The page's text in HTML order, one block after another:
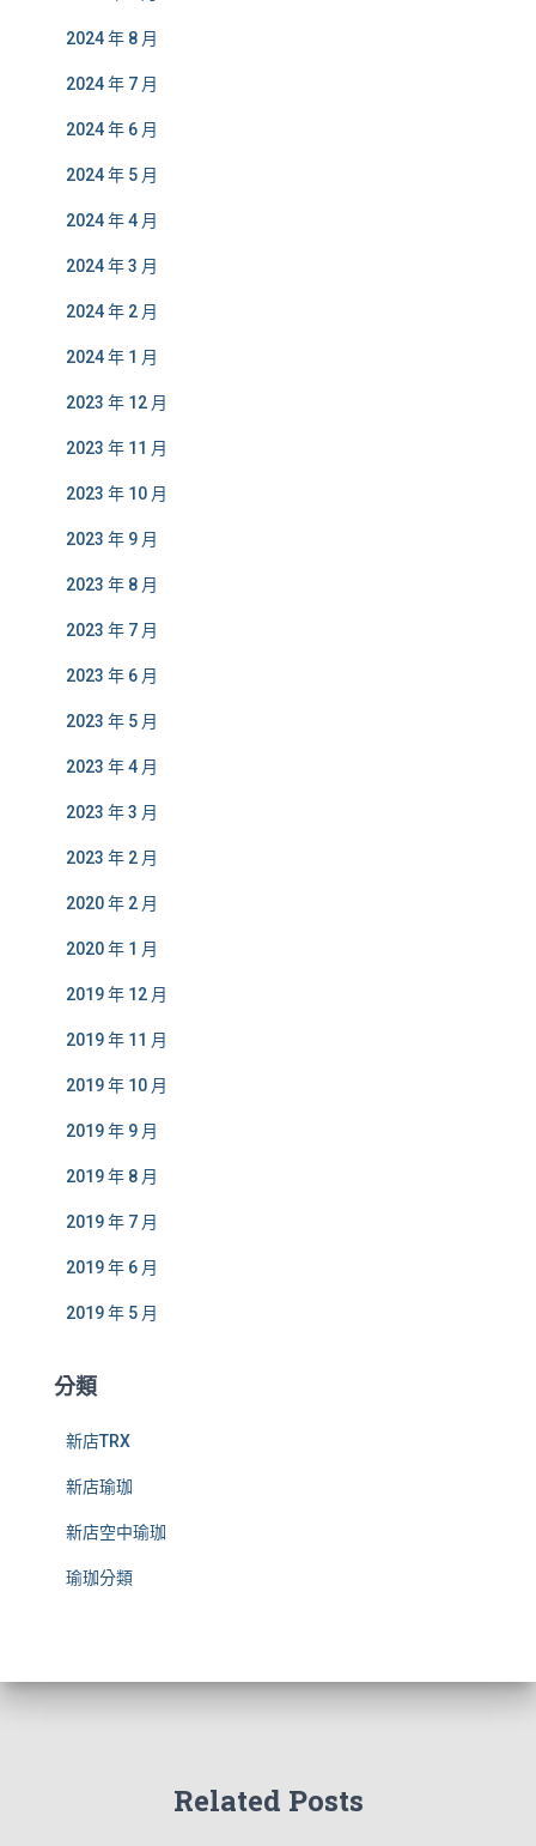
2024 年 8 月
2024 年 7 月
2024 年 6 月
2024 年 5 月
2024 年 4 月
2024 年 3 月
2024 年 2 月
2024 年 1 月
2023 年 12 月
2023 年 11 月
2023 年 10 月
2023 年 9 月
2023 年 8 月
2023 年 7 月
2023 年 6 月
2023 年 5 月
2023 年 4 月
2023 年 3 月
2023 年 2 月
2020 年 2 月
2020 年 1 月
2019 年 12 月
2019 年 11 月
2019 年 10 月
2019 年 9 月
2019 年 8 月
2019 年 7 月
2019 年 6 月
2019 年 5 月
分類
新店TRX
新店瑜珈
新店空中瑜珈
瑜珈分類
Related Posts